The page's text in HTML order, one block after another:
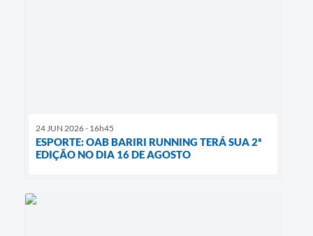
24 JUN 2026 - 16h45
ESPORTE: OAB BARIRI RUNNING TERÁ SUA 2ª
EDIÇÃO NO DIA 16 DE AGOSTO